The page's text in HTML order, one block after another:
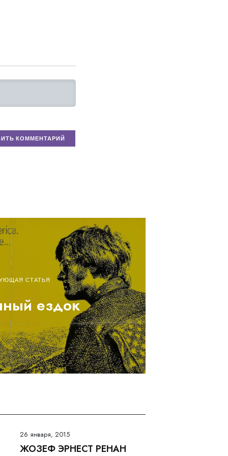
СТАТЬЯ
ездок
26 января, 2015
ЖОЗЕФ ЭРНЕСТ РЕНАН